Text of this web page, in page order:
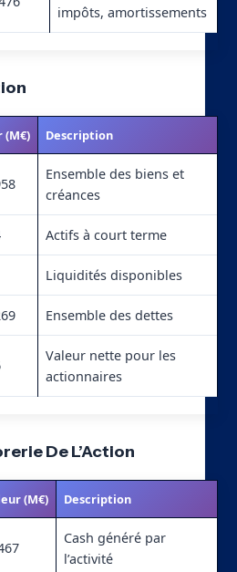
impôts, amortissements
(M€) Description
Ensemble des biens et
créances
Actifs à court terme
Liquidités disponibles
Ensemble des dettes
Valeur nette pour les
actionnaires
De L’Action
(M€) Description
Cash généré par
l’activité